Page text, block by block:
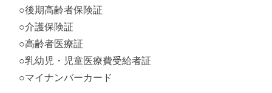
○後期高齢者保険証
○介護保険証
○高齢者医療証
○乳幼児・児童医療費受給者証
○マイナンバーカード